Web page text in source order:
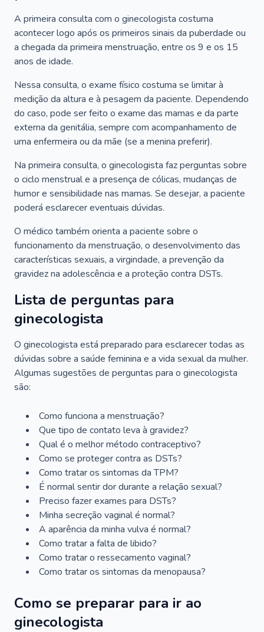
A primeira consulta com o ginecologista costuma
acontecer logo após os primeiros sinais da puberdade ou
a chegada da primeira menstruação, entre os 9 e os 15
anos de idade.
Nessa consulta, o exame físico costuma se limitar à
medição da altura e à pesagem da paciente. Dependendo
do caso, pode ser feito o exame das mamas e da parte
externa da genitália, sempre com acompanhamento de
uma enfermeira ou da mãe (se a menina preferir).
Na primeira consulta, o ginecologista faz perguntas sobre
o ciclo menstrual e a presença de cólicas, mudanças de
humor e sensibilidade nas mamas. Se desejar, a paciente
poderá esclarecer eventuais dúvidas.
O médico também orienta a paciente sobre o
funcionamento da menstruação, o desenvolvimento das
características sexuais, a virgindade, a prevenção da
gravidez na adolescência e a proteção contra DSTs.
Lista de perguntas para
ginecologista
O ginecologista está preparado para esclarecer todas as
dúvidas sobre a saúde feminina e a vida sexual da mulher.
Algumas sugestões de perguntas para o ginecologista
são:
Como funciona a menstruação?
Que tipo de contato leva à gravidez?
Qual é o melhor método contraceptivo?
Como se proteger contra as DSTs?
Como tratar os sintomas da TPM?
É normal sentir dor durante a relação sexual?
Preciso fazer exames para DSTs?
Minha secreção vaginal é normal?
A aparência da minha vulva é normal?
Como tratar a falta de libido?
Como tratar o ressecamento vaginal?
Como tratar os sintomas da menopausa?
Como se preparar para ir ao
ginecologista